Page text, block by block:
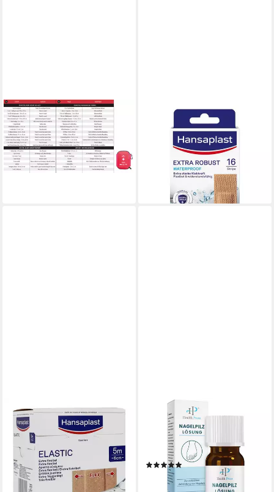
PHARMAVOYAGE
Erste-Hilfe-Set Pharmavoyage
First Aid Travel
17,95 €
lieferbar - in 3-4 Werktagen bei dir
BEIERSDORF AG
Wundpflaster HANSAPLAST
extra robust wasserdicht
Pflasterstrips 16 St (16 St)
(0,57 €/ 1 Stk)
lieferbar - in 3-4 Werktagen bei dir
BEIERSDORF AG
Wundpflaster HANSAPLAST
Elastic Pflaster 6 cmx5 m 1 St
(1 St)
18,19 €
(3,64 €/ 1 m)
lieferbar - in 3-4 Werktagen bei dir
HEALTH PRESS
Nagelpilz-Behandlungsstift
Nagelpilz Lösung, Geeignet
für Diabetiker
(10)
19,99 €
29,99 €
(199,90 €/ 100 ml)